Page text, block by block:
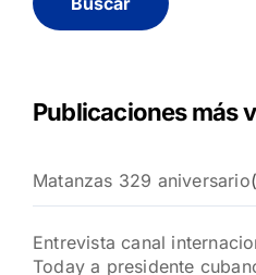
a
Publicaciones más
Matanzas 329 aniversario
Entrevista canal
Today a presidente